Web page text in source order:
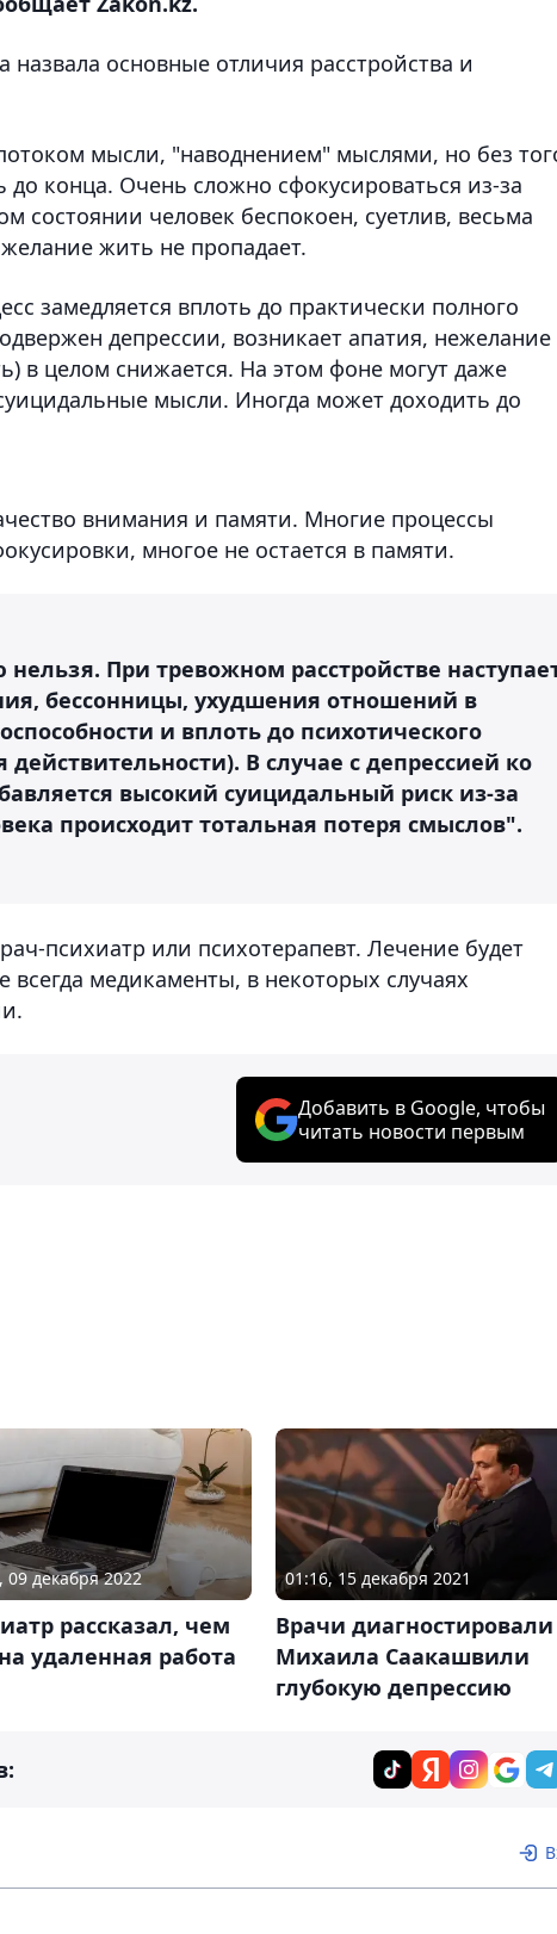
основные отличия расстройства и
мысли, "наводнением" мыслями, но без
конца. Очень сложно сфокусироваться из-за
состоянии человек беспокоен, суетлив, весьма
жить не пропадает.
замедляется вплоть до практически полного
депрессии, возникает апатия, нежелание
в целом снижается. На этом фоне могут даже
мысли. Иногда может доходить до
внимания и памяти. Многие процессы
многое не остается в памяти.
При тревожном расстройстве
бессонницы, ухудшения отношений в
и вплоть до психотического
В случае с депрессией ко
высокий суицидальный риск из-за
происходит тотальная потеря смыслов".
психиатр или психотерапевт. Лечение будет
медикаменты, в некоторых случаях
Добавить в Google, чтобы
читать новости первым
09 декабря 2022
рассказал, чем
удаленная работа
01:16, 15 декабря 2021
Врачи диагностировали
Михаила Саакашвили
глубокую депрессию